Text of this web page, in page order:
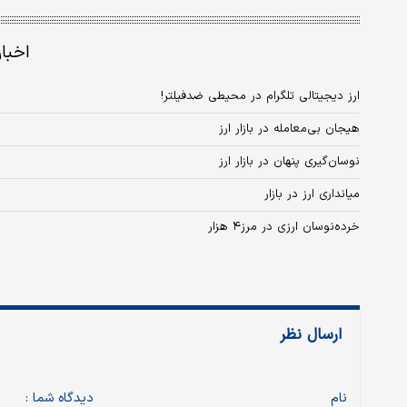
ارز دیجیتالی تلگرام در محیطی ضدفیلتر!
هیجان بی‌معامله در بازار ارز
نوسان‌گیری پنهان در بازار ارز
میانداری ارز در بازار
خرده‌نوسان ارزی در مرز۴ هزار
ارسال نظر
نام دیدگاه شما :